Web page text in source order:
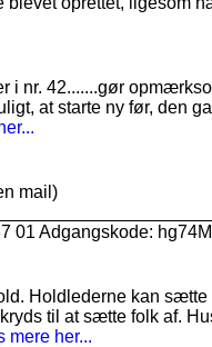
i nr. 42.......gør
at starte ny før, den
mail)
01 Adgangskode:
Holdlederne kan
til at sætte folk af.
mere her...